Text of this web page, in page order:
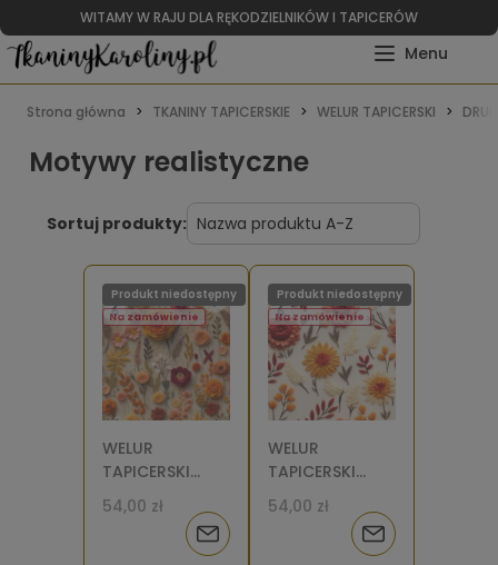
WITAMY W RAJU DLA RĘKODZIELNIKÓW I TAPICERÓW
Strona główna TKANINY TAPICERSKIE WELUR TAPICERSKI
Motywy realistyczne
Sortuj produkty:
WELUR
TAPICERSKI
Kwiaty filcowe
15 [6]
54,00 zł
Na zamówienie
Produkt niedostępny
Powiadom
WELUR
TAPICERSKI
Kwiaty filcowe
14 [6]
54,00 zł
Na zamówienie
Produkt niedostępny
Powiadom